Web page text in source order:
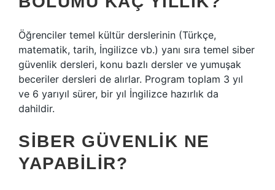
Öğrenciler temel kültür derslerinin (Türkçe,
matematik, tarih, İngilizce vb.) yanı sıra temel siber
güvenlik dersleri, konu bazlı dersler ve yumuşak
beceriler dersleri de alırlar. Program toplam 3 yıl
ve 6 yarıyıl sürer, bir yıl İngilizce hazırlık da
dahildir.
SIBER GÜVENLIK NE
YAPABILIR?